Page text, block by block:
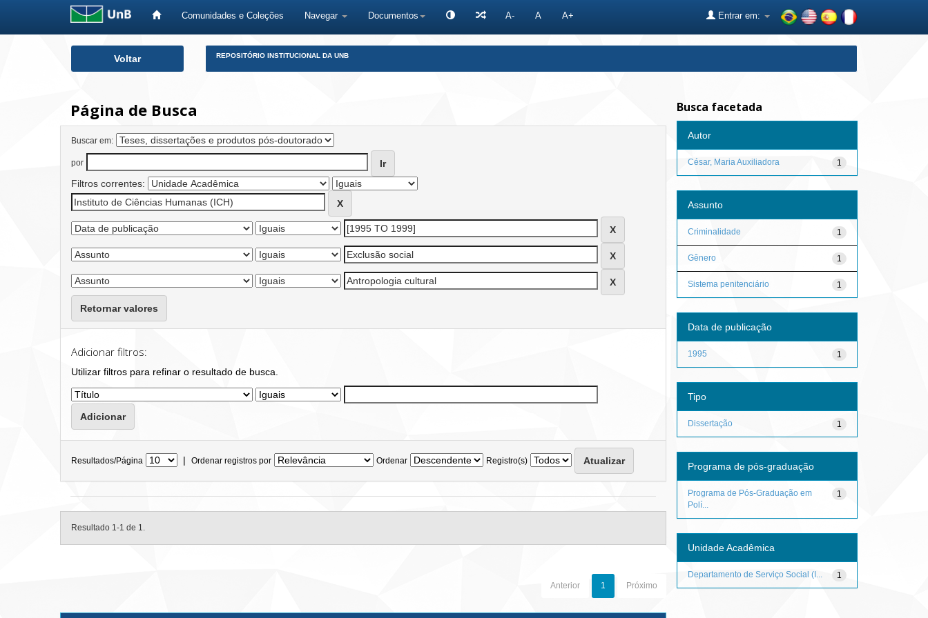
Comunidades e Coleções Navegar Documentos A- A A+ Entrar em:
Voltar REPOSITÓRIO INSTITUCIONAL DA UNB
Página de Busca
Buscar em:
por
Filtros correntes:
Retornar valores
Adicionar filtros:
Utilizar filtros para refinar o resultado de busca.
Resultados/Página | Ordenar registros por Ordenar Registro(s)
Resultado 1-1 de 1.
Anterior 1 Próximo
Busca facetada
Autor
1
César, Maria Auxiliadora
Assunto
1
Criminalidade
1
Gênero
1
Sistema penitenciário
Data de publicação
1
1995
Tipo
1
Dissertação
Programa de pós-graduação
1
Programa de Pós-Graduação em
Polí...
Unidade Acadêmica
1
Departamento de Serviço Social (I...